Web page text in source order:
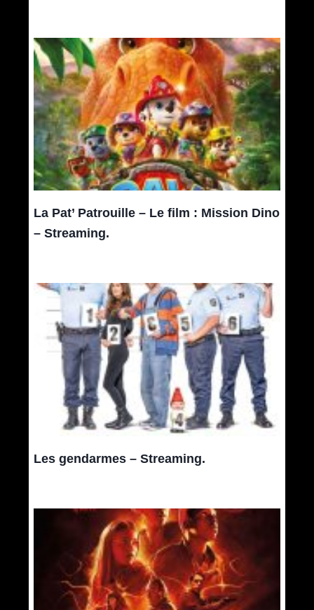
La Pat’ Patrouille – Le film : Mission Dino
– Streaming.
Les gendarmes – Streaming.